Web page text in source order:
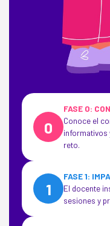
0
FASE 0:
Conoce el
informativos
reto.
1
FASE 1:
El docente
sesiones y